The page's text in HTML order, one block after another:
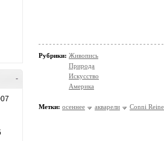
-
Рубрики: Живопись
Природа
Искусство
Америка
Метки: осеннее акварели Conni